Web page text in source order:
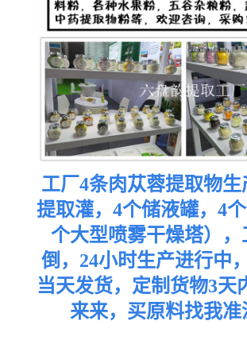
工厂4条肉苁蓉提取物生
提取灌，4个储液罐，4
个大型喷雾干燥塔），
倒，24小时生产进行中
当天发货，定制货物3天
来来，买原料找我准